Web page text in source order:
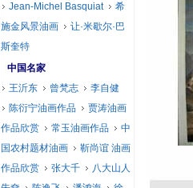
Jean-Michel Basquiat
希
施金风景油画
让·米歇尔·巴
斯奎特
中国名家
王沂东
曾梵志
李自健
陈衍宁油画作品
贾涛油画
作品欣赏
常玉油画作品
中
国农村题材油画
靳尚谊 油画
作品欣赏
张大千
八大山人